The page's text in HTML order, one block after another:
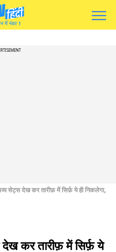
सेट्स देख कर तारीफ़ में सिर्फ़ ये ही निकलेगा,
कर तारीफ़ में सिर्फ़ ये